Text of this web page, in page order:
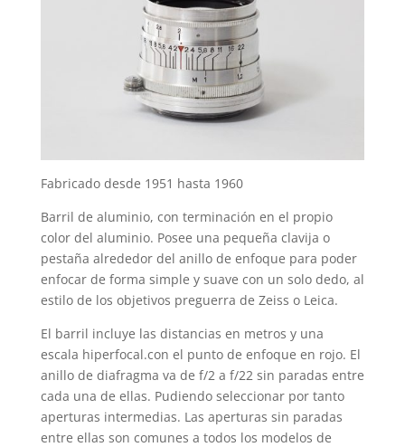
Fabricado desde 1951 hasta 1960
Barril de aluminio, con terminación en el propio
color del aluminio. Posee una pequeña clavija o
pestaña alrededor del anillo de enfoque para poder
enfocar de forma simple y suave con un solo dedo, al
estilo de los objetivos preguerra de Zeiss o Leica.
El barril incluye las distancias en metros y una
escala hiperfocal.con el punto de enfoque en rojo. El
anillo de diafragma va de f/2 a f/22 sin paradas entre
cada una de ellas. Pudiendo seleccionar por tanto
aperturas intermedias. Las aperturas sin paradas
entre ellas son comunes a todos los modelos de